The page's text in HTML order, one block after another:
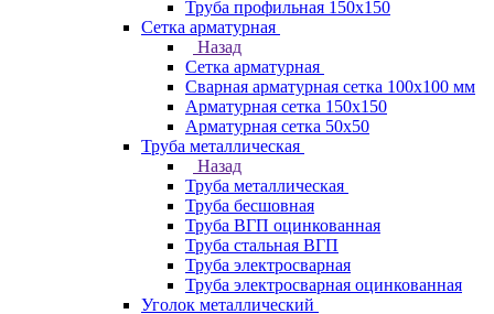
Труба профильная 150х150
Сетка арматурная
Назад
Сетка арматурная
Сварная арматурная сетка 100х100 мм
Арматурная сетка 150х150
Арматурная сетка 50х50
Труба металлическая
Назад
Труба металлическая
Труба бесшовная
Труба ВГП оцинкованная
Труба стальная ВГП
Труба электросварная
Труба электросварная оцинкованная
Уголок металлический